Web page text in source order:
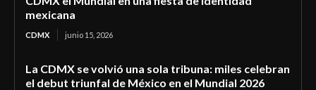
mexicana
CDMX junio 15, 2026
La CDMX se volvió una sola tribuna: miles celebran
el debut triunfal de México en el Mundial 2026